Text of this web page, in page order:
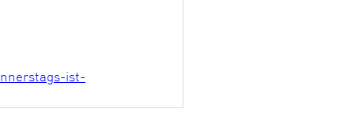
ist-